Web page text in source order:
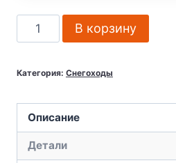
Количество
товара
SHARMAX
1000
с
ПСМ
В корзину
Категория: Снегоходы
Описание
Детали